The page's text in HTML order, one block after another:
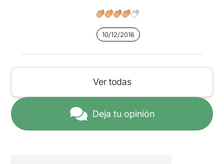
10/12/2016
Ver todas
Deja tu opinión